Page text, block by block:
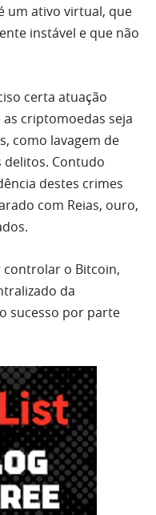
um ativo virtual, que
instável e que não
certa atuação
criptomoedas seja
como lavagem de
delitos. Contudo
destes crimes
com Reias, ouro,
controlar o Bitcoin,
da
sucesso por parte